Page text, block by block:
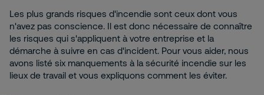
Les plus grands risques d'incendie sont ceux dont vous
n'avez pas conscience. Il est donc nécessaire de connaître
les risques qui s'appliquent à votre entreprise et la
démarche à suivre en cas d'incident. Pour vous aider, nous
avons listé six manquements à la sécurité incendie sur les
lieux de travail et vous expliquons comment les éviter.